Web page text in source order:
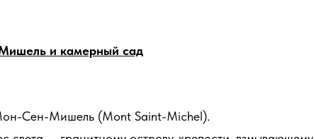
и камерный сад
Сен-Мишель (Mont Saint-Michel).